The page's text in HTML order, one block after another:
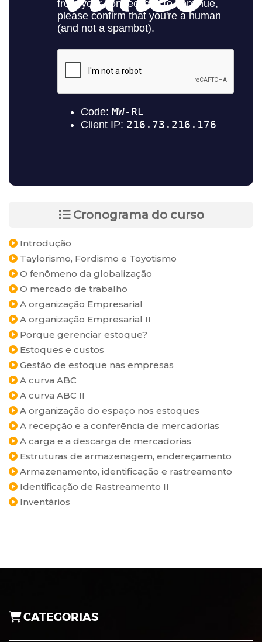
Cronograma do curso
Introdução
Taylorismo, Fordismo e Toyotismo
O fenômeno da globalização
O mercado de trabalho
A organização Empresarial
A organização Empresarial II
Porque gerenciar estoque?
Estoques e custos
Gestão de estoque nas empresas
A curva ABC
A curva ABC II
A organização do espaço nos estoques
A recepção e a conferência de mercadorias
A carga e a descarga de mercadorias
Estruturas de armazenagem, endereçamento
Armazenamento, identificação e rastreamento
Identificação de Rastreamento II
Inventários
CATEGORIAS